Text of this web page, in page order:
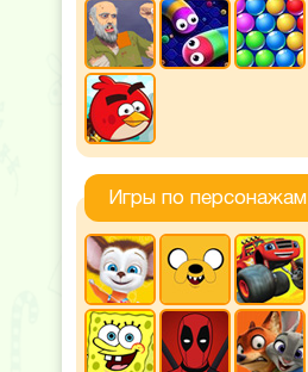
Игры по персонажам